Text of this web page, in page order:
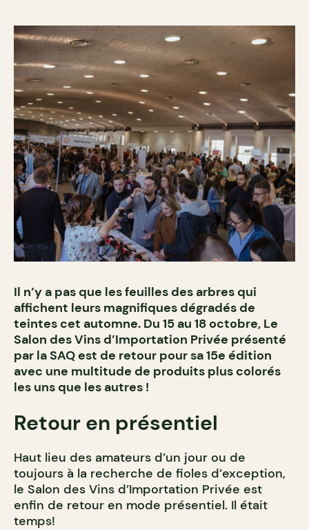
Il n’y a pas que les feuilles des arbres qui
affichent leurs magnifiques dégradés de
teintes cet automne. Du 15 au 18 octobre, Le
Salon des Vins d’Importation Privée présenté
par la SAQ est de retour pour sa 15e édition
avec une multitude de produits plus colorés
les uns que les autres !
Retour en présentiel
Haut lieu des amateurs d’un jour ou de
toujours à la recherche de fioles d’exception,
le Salon des Vins d’Importation Privée est
enfin de retour en mode présentiel. Il était
temps!